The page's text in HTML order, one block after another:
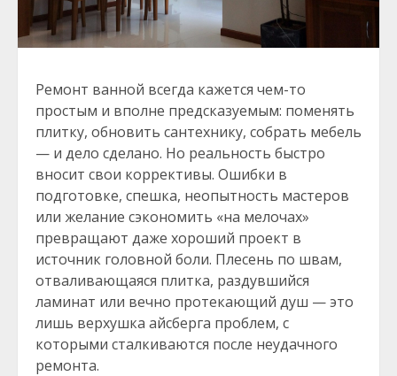
Ремонт ванной всегда кажется чем-то
простым и вполне предсказуемым: поменять
плитку, обновить сантехнику, собрать мебель
— и дело сделано. Но реальность быстро
вносит свои коррективы. Ошибки в
подготовке, спешка, неопытность мастеров
или желание сэкономить «на мелочах»
превращают даже хороший проект в
источник головной боли. Плесень по швам,
отваливающаяся плитка, раздувшийся
ламинат или вечно протекающий душ — это
лишь верхушка айсберга проблем, с
которыми сталкиваются после неудачного
ремонта.